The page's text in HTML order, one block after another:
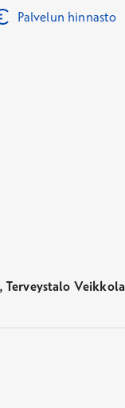
Palvelun hinnasto
Veikkola